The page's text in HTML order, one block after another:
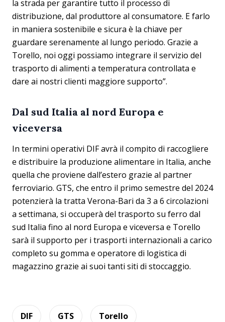
la strada per garantire tutto il processo di
distribuzione, dal produttore al consumatore. E farlo
in maniera sostenibile e sicura è la chiave per
guardare serenamente al lungo periodo. Grazie a
Torello, noi oggi possiamo integrare il servizio del
trasporto di alimenti a temperatura controllata e
dare ai nostri clienti maggiore supporto”.
Dal sud Italia al nord Europa e
viceversa
In termini operativi DIF avrà il compito di raccogliere
e distribuire la produzione alimentare in Italia, anche
quella che proviene dall’estero grazie al partner
ferroviario. GTS, che entro il primo semestre del 2024
potenzierà la tratta Verona-Bari da 3 a 6 circolazioni
a settimana, si occuperà del trasporto su ferro dal
sud Italia fino al nord Europa e viceversa e Torello
sarà il supporto per i trasporti internazionali a carico
completo su gomma e operatore di logistica di
magazzino grazie ai suoi tanti siti di stoccaggio.
DIF GTS Torello